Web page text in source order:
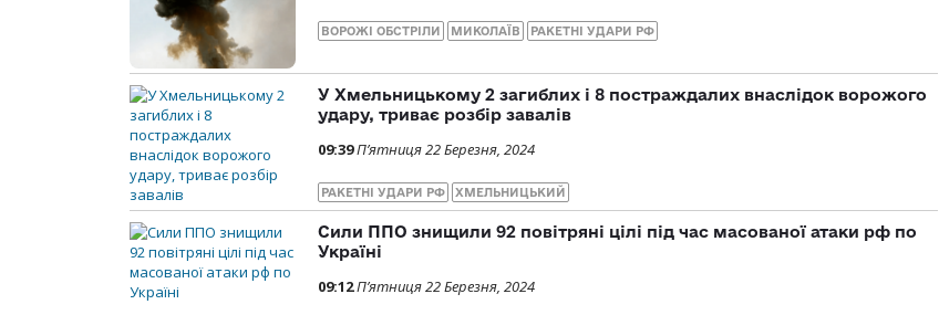
ВОРОЖІ ОБСТРІЛИ МИКОЛАЇВ РАКЕТНІ УДАРИ РФ
У Хмельницькому 2 загиблих і 8 постраждалих внаслідок ворожого
удару, триває розбір завалів
09:39П’ятниця 22 Березня, 2024
РАКЕТНІ УДАРИ РФ ХМЕЛЬНИЦЬКИЙ
Сили ППО знищили 92 повітряні цілі під час масованої атаки рф по
Україні
09:12П’ятниця 22 Березня, 2024